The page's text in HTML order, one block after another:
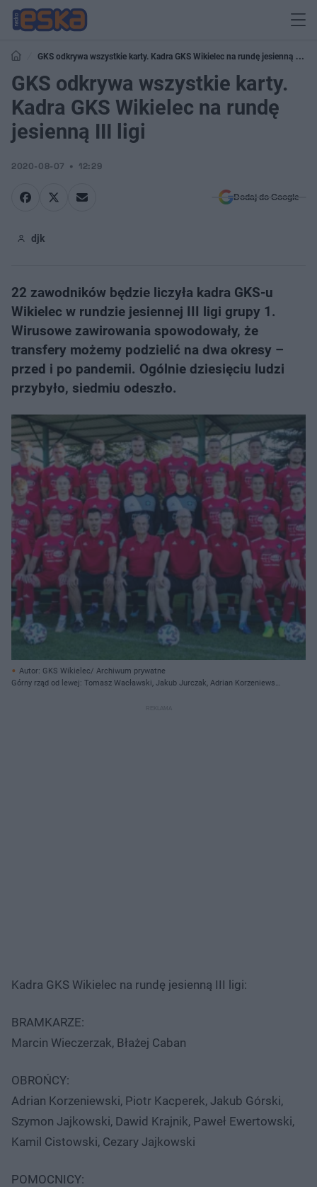
GKS odkrywa wszystkie karty. Kadra GKS Wikielec na rundę jesienną III
ligi
GKS odkrywa wszystkie karty.
Kadra GKS Wikielec na rundę
jesienną III ligi
2020-08-07 12:29
Dodaj do Google
djk
22 zawodników będzie liczyła kadra GKS-u
Wikielec w rundzie jesiennej III ligi grupy 1.
Wirusowe zawirowania spowodowały, że
transfery możemy podzielić na dwa okresy –
przed i po pandemii. Ogólnie dziesięciu ludzi
przybyło, siedmiu odeszło.
Autor: GKS Wikielec/ Archiwum prywatne
Górny rząd od lewej: Tomasz Wacławski, Jakub Jurczak, Adrian Korzeniewski,
Łukasz Suchocki Środkowy rząd od lewej: Filip Wójcik, Mateusz Jajkowski,
Kadra GKS Wikielec na rundę jesienną III ligi:
BRAMKARZE:
Marcin Wieczerzak, Błażej Caban
OBROŃCY:
Adrian Korzeniewski, Piotr Kacperek, Jakub Górski,
Szymon Jajkowski, Dawid Krajnik, Paweł Ewertowski,
Kamil Cistowski, Cezary Jajkowski
POMOCNICY: